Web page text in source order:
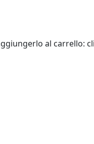
al carrello: